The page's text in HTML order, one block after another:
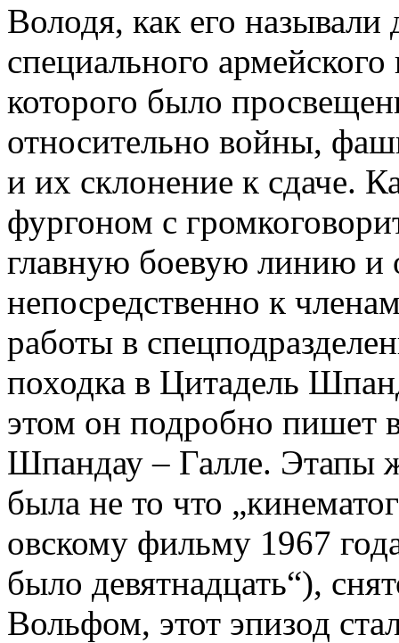
Володя, как его
специального армейского
которого было
относительно войны,
и их склонение к сдаче.
фургоном с
главную боевую линию и
непосредственно к
работы в
походка в Цитадель
этом он подробно пишет
Шпандау – Галле. Этапы
была не то что
овскому фильму 1967
было девятнадцать“),
Вольфом, этот эпизод